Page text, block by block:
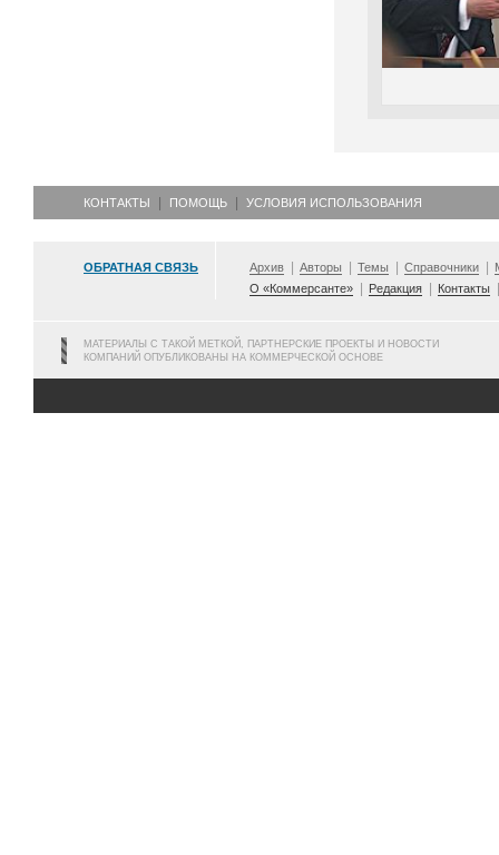
КОНТАКТЫ ПОМОЩЬ УСЛОВИЯ ИСПОЛЬЗОВАНИЯ
ОБРАТНАЯ СВЯЗЬ Архив Авторы Темы Справочники
О «Коммерсанте»
Редакция Контакты
МАТЕРИАЛЫ С ТАКОЙ МЕТКОЙ, ПАРТНЕРСКИЕ ПРОЕКТЫ И НОВОСТИ
КОМПАНИЙ ОПУБЛИКОВАНЫ НА КОММЕРЧЕСКОЙ ОСНОВЕ